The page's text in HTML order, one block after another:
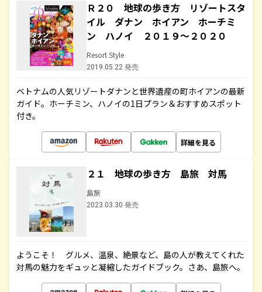
Ｒ２０ 地球の歩き方 リゾートスタ
イル ダナン ホイアン ホーチミ
ン ハノイ ２０１９～２０２０
Resort Style
2019.05.22 発売
ベトナムの人気リゾートダナンと世界遺産の町ホイアンの最新
ガイド。ホーチミン、ハノイの1日プラン＆おすすめスポット
付き。
詳細を見る
２１ 地球の歩き方 島旅 対馬
島旅
2023.03.30 発売
ようこそ！ グルメ、温泉、絶景など、島の人が教えてくれた
対馬の魅力をギュッと凝縮したガイドブック。さあ、島旅へ。